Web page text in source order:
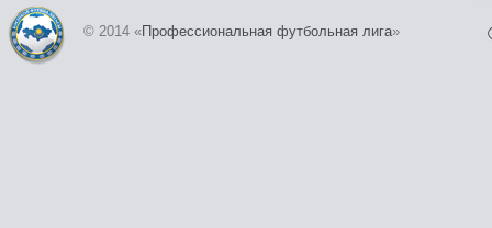
© 2014 «Профессиональная футбольная лига»